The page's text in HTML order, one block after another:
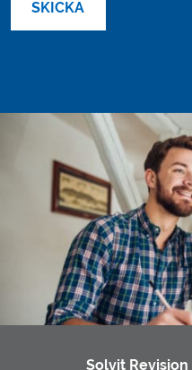
Solvit Revision